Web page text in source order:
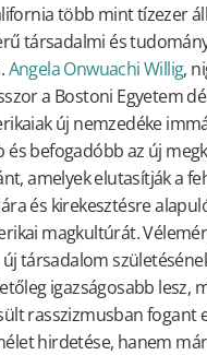
több mint tízezer
társadalmi és
Angela Onwuachi Willig,
a Bostoni Egyetem
új nemzedéke
és befogadóbb az új
amelyek elutasítják a
és kirekesztésre
magkultúrát.
társadalom
igazságosabb lesz,
rasszizmusban fogant
hirdetése, hanem